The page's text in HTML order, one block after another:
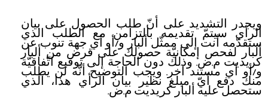
ويجدر التشديد على أنّ طلب الحصول على بيان
الرأي سيتمّ تقديمه بالتزامن مع الطلب الذي
ستقدّمه أنت إلى ممثّل ألبار و/أو أي جهة تنوب عن
ألبار لفحص إمكانيّة حصولك على قرض من ألبار
كريديت م.ض. وذلك دون الحاجة إلى توقيع اتّفاقيّة
و/أو أي مستند آخر. ويجب التوضيح أنّه لن يطلب
منك دفع أيّ مبلغ نظير بيان الرأي هذا، الذي
ستحصل عليه ألبار كريديت م.ض.